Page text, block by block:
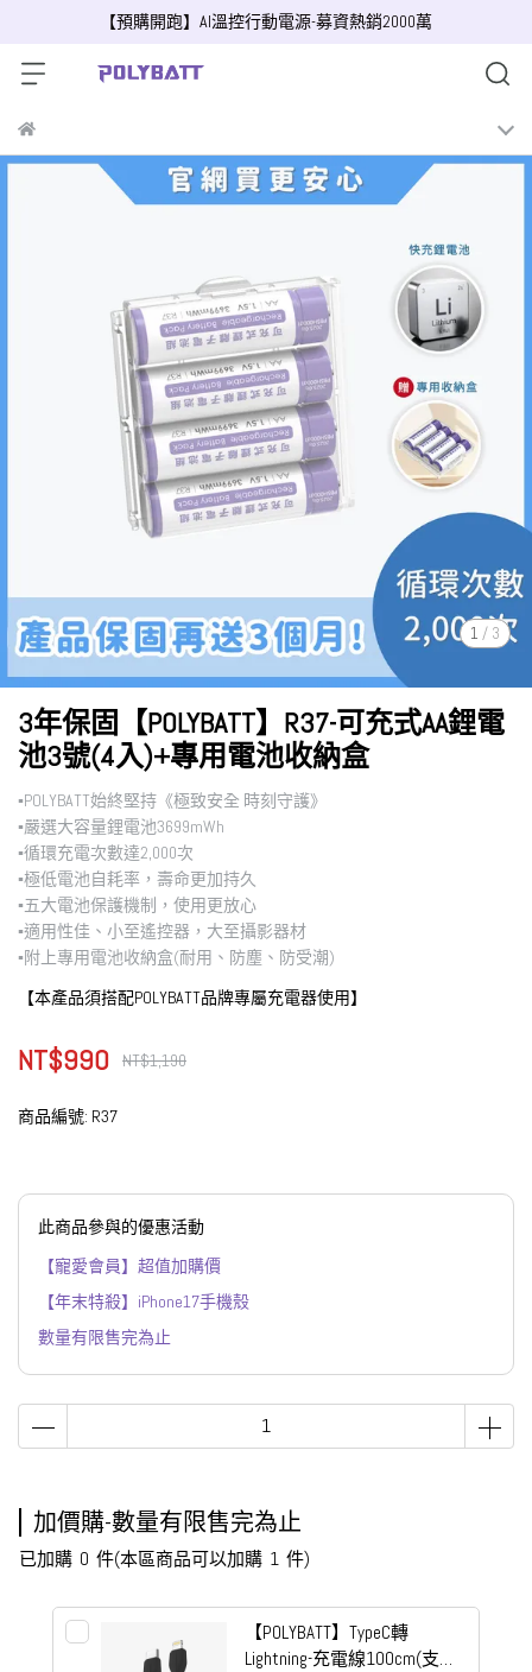
【預購開跑】AI溫控行動電源-募資熱銷2000萬
1 / 3
3年保固【POLYBATT】R37-可充式AA鋰電
池3號(4入)+專用電池收納盒
▪︎POLYBATT始終堅持《極致安全 時刻守護》
▪︎嚴選大容量鋰電池3699mWh
▪︎循環充電次數達2,000次
▪︎極低電池自耗率，壽命更加持久
▪︎五大電池保護機制，使用更放心
▪︎適用性佳、小至遙控器，大至攝影器材
▪︎附上專用電池收納盒(耐用、防塵、防受潮)
【本產品須搭配POLYBATT品牌專屬充電器使用】
NT$990 NT$1,190
商品編號: R37
此商品參與的優惠活動
【寵愛會員】超值加購價
【年末特殺】iPhone17手機殼
數量有限售完為止
加價購-數量有限售完為止
已加購 0 件(本區商品可以加購 1 件)
【POLYBATT】TypeC轉
Lightning-充電線100cm(支援